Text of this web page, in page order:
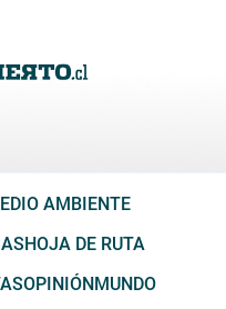
AMBIENTE
HOJA DE RUTA
OPINIÓN MUNDO